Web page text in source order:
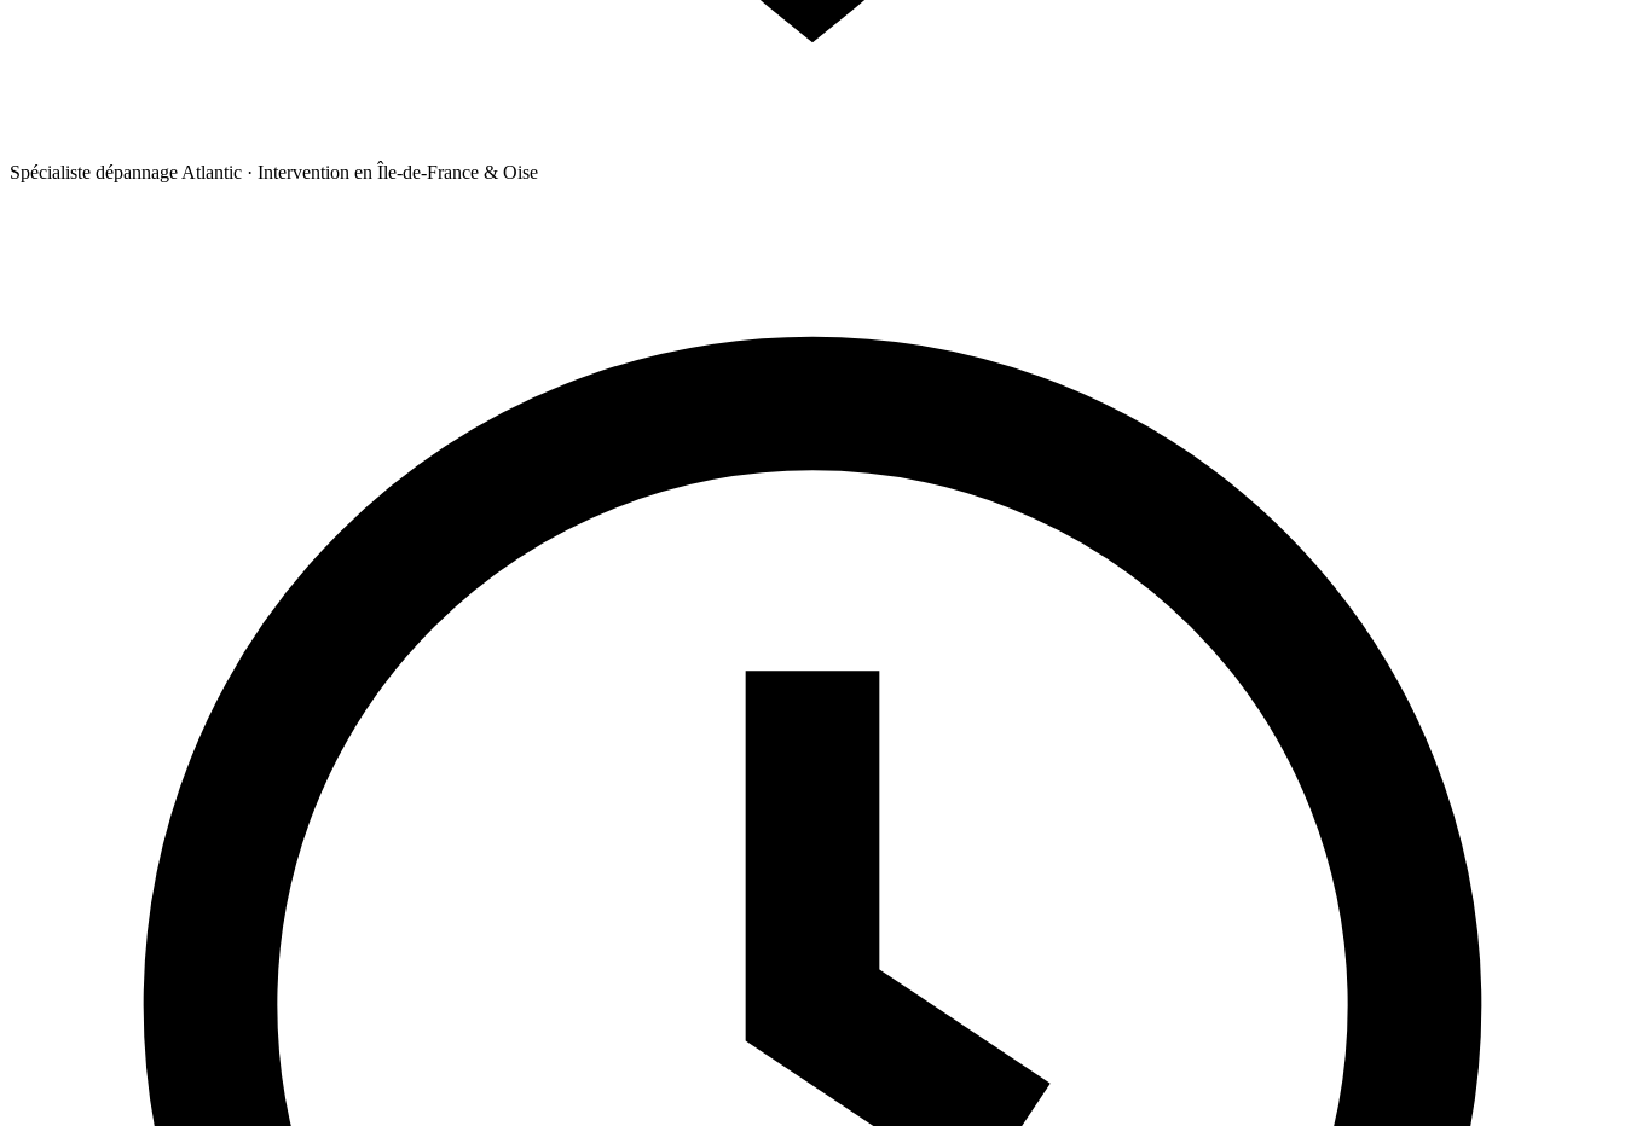
Spécialiste dépannage Atlantic · Intervention en Île-de-France & Oise